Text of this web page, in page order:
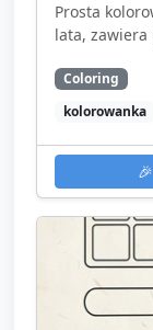
Prosta
lata, zawiera
Coloring
kolorowanka
🎉